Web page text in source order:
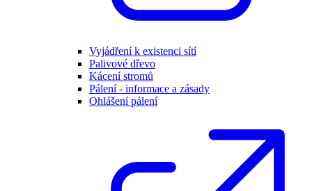
Vyjádření k existenci sítí
Palivové dřevo
Kácení stromů
Pálení - informace a zásady
Ohlášení pálení